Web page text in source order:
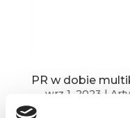
PR w dobie
wrz 1, 2023 |